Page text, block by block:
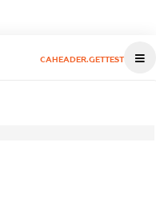
CAHEADER.GETTEST